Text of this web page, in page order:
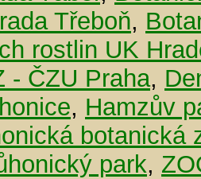
Třeboň,
rostlin UK
- ČZU Praha,
, Hamzův
botanická
park,